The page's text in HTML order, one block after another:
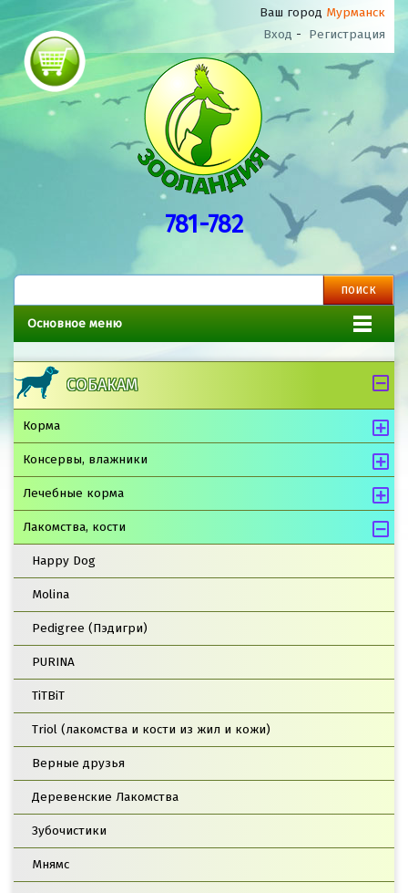
Ваш город Мурманск
Вход - Регистрация
781-782
Основное меню
СОБАКАМ
Корма
Консервы, влажники
Лечебные корма
Лакомства, кости
Happy Dog
Molina
Pedigree (Пэдигри)
PURINA
TiTBiT
Triol (лакомства и кости из жил и кожи)
Верные друзья
Деревенские Лакомства
Зубочистики
Мнямс